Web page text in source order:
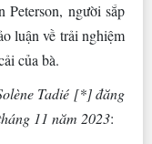
Peterson, người sắp
luận về trải nghiệm
của bà.
Tadié [*] đăng
11 năm 2023: